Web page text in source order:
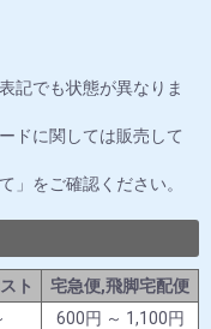
記でも状態が異なりま
ドに関しては販売して
」をご確認ください。
ト
宅急便,飛脚宅配便
600円 ～ 1,100円